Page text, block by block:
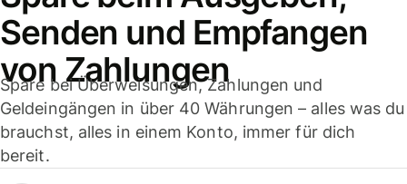
Senden und Empfangen
von Zahlungen
Spare bei Überweisungen, Zahlungen und
Geldeingängen in über 40 Währungen – alles was du
brauchst, alles in einem Konto, immer für dich
bereit.